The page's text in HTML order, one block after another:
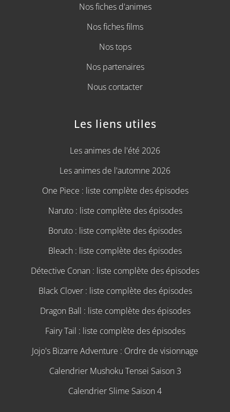
Nos fiches d'animes
Nos fiches films
Nos tops
Nos partenaires
Nous contacter
Les liens utiles
Les animes de l'été 2026
Les animes de l'automne 2026
One Piece : liste complète des épisodes
Naruto : liste complète des épisodes
Boruto : liste complète des épisodes
Bleach : liste complète des épisodes
Détective Conan : liste complète des épisodes
Black Clover : liste complète des épisodes
Dragon Ball : liste complète des épisodes
Fairy Tail : liste complète des épisodes
Jojo's Bizarre Adventure : Ordre de visionnage
Calendrier Mushoku Tensei Saison 3
Calendrier Slime Saison 4